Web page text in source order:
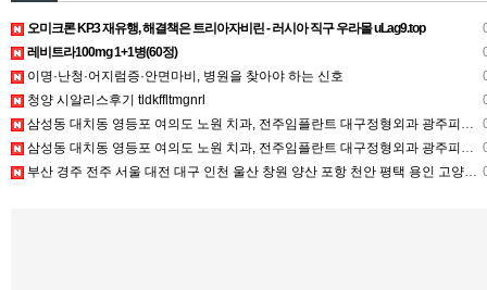
오미크론 KP.3 재유행, 해결책은 트리아자비린 - 러시아 직구 우라몰 uLag9.top
레비트라100mg 1+1병(60정)
이명·난청·어지럼증·안면마비, 병원을 찾아야 하는 신호
청양 시알리스후기 tldkffltmgnrl
삼성동 대치동 영등포 여의도 노원 치과, 전주임플란트 대구정형외과 광주피부과 정보
삼성동 대치동 영등포 여의도 노원 치과, 전주임플란트 대구정형외과 광주피부과 정보
부산 경주 전주 서울 대전 대구 인천 울산 창원 양산 포항 천안 평택 용인 고양 성남 수원 일수, 미용학원, 가족사진, 점집, 한복대여, 독학재수학원, 재회부적 정보